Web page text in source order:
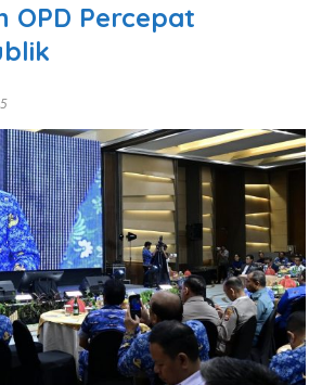
OPD Percepat